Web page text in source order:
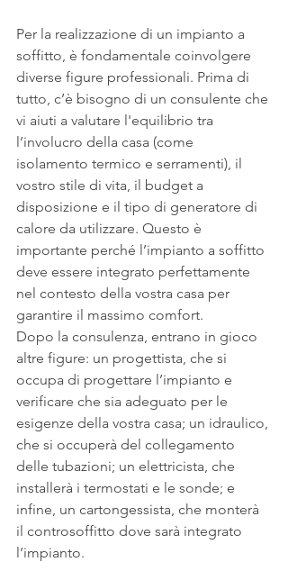
Per la realizzazione di un impianto a
soffitto, è fondamentale coinvolgere
diverse figure professionali. Prima di
tutto, c’è bisogno di un consulente che
vi aiuti a valutare l'equilibrio tra
l’involucro della casa (come
isolamento termico e serramenti), il
vostro stile di vita, il budget a
disposizione e il tipo di generatore di
calore da utilizzare. Questo è
importante perché l’impianto a soffitto
deve essere integrato perfettamente
nel contesto della vostra casa per
garantire il massimo comfort.
Dopo la consulenza, entrano in gioco
altre figure: un progettista, che si
occupa di progettare l’impianto e
verificare che sia adeguato per le
esigenze della vostra casa; un idraulico,
che si occuperà del collegamento
delle tubazioni; un elettricista, che
installerà i termostati e le sonde; e
infine, un cartongessista, che monterà
il controsoffitto dove sarà integrato
l’impianto.